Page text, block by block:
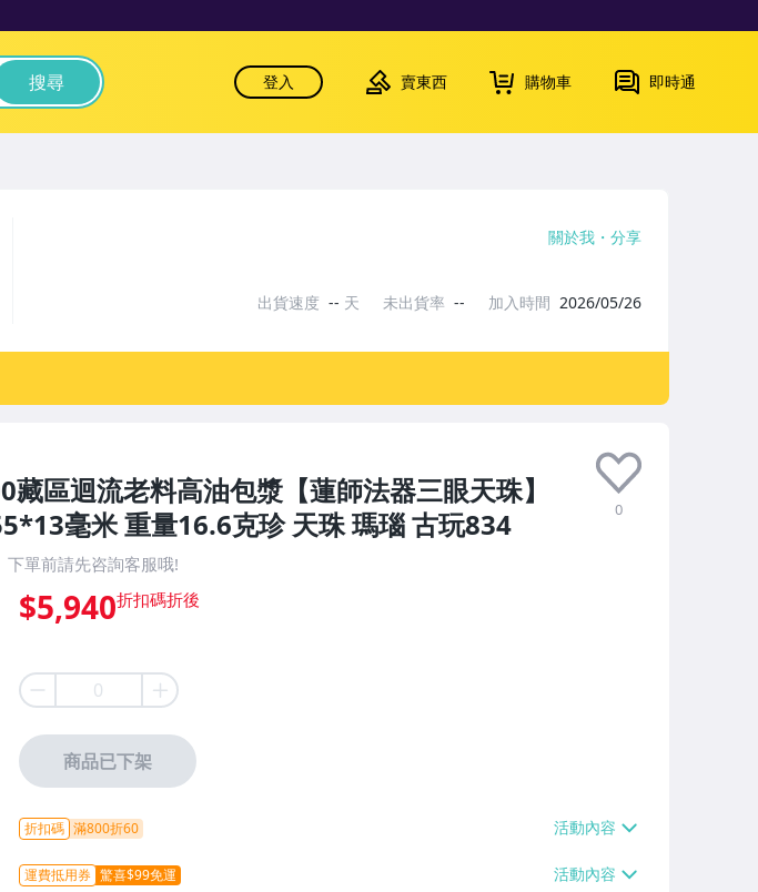
搜尋 登入 賣東西 購物車 即時通
藏區迴流老料高油包漿【蓮師法器三眼天珠】
毫米 重量16.6克珍 天珠 瑪瑙 古玩834
0
下單前請先咨詢客服哦!
$5,940
商品已下架
折扣碼 滿800折60
運費抵用券 驚喜$99免運
關於我 分享
出貨速度 -- 天 未出貨率 -- 加入時間 2026/05/26